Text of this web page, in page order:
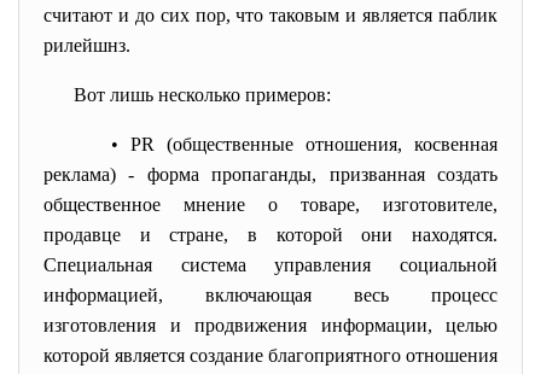
считают и до сих пор, что таковым и является паблик
рилейшнз.
Вот лишь несколько примеров:
• PR (общественные отношения, косвенная
реклама) - форма пропаганды, призванная создать
общественное мнение о товаре, изготовителе,
продавце и стране, в которой они находятся.
Специальная система управления социальной
информацией, включающая весь процесс
изготовления и продвижения информации, целью
которой является создание благоприятного отношения